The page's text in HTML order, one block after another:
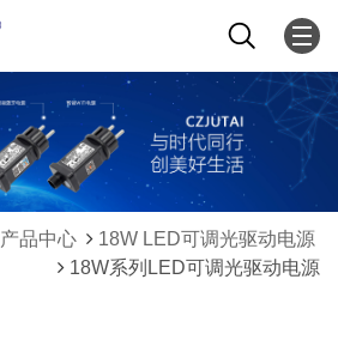
产品中心
18W LED可调光驱动电源
18W系列LED可调光驱动电源